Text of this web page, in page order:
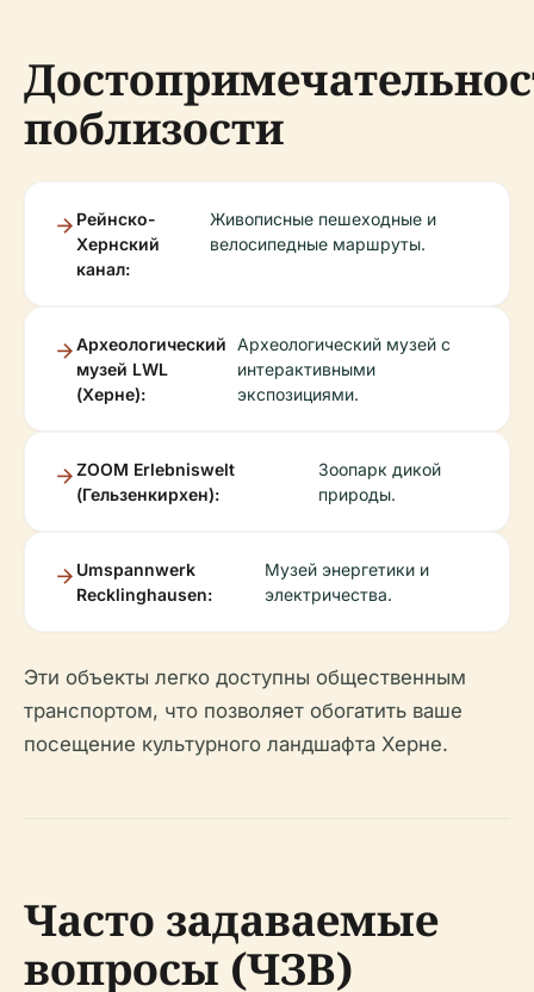
поблизости
Рейнско-
Хернский
канал:
Живописные пешеходные и
велосипедные маршруты.
Археологический
музей LWL
(Херне):
Археологический музей с
интерактивными
экспозициями.
ZOOM Erlebniswelt
(Гельзенкирхен):
Зоопарк дикой
природы.
Umspannwerk
Recklinghausen:
Музей энергетики и
электричества.
Эти объекты легко доступны общественным
транспортом, что позволяет обогатить ваше
посещение культурного ландшафта Херне.
Часто задаваемые
вопросы (ЧЗВ)